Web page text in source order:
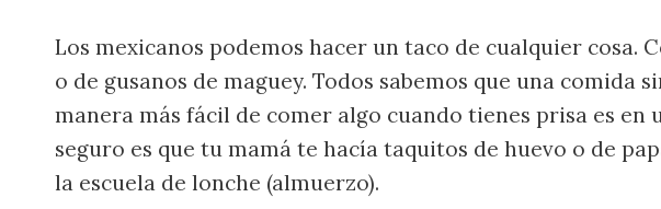
Los mexicanos podemos hacer un taco de cualquier cosa.
o de gusanos de maguey. Todos sabemos que una comida
manera más fácil de comer algo cuando tienes prisa es en
seguro es que tu mamá te hacía taquitos de huevo o de
la escuela de lonche (almuerzo).